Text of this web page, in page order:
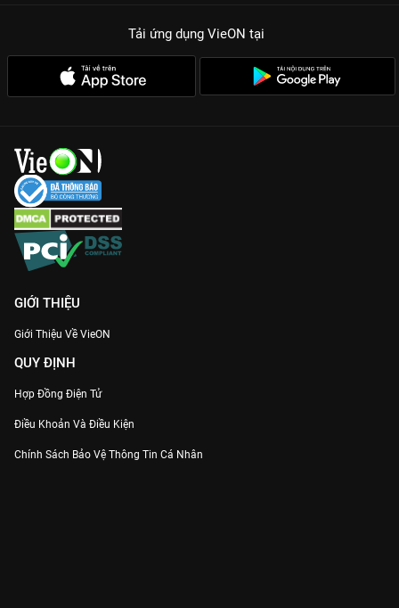
Tải ứng dụng VieON tại
GIỚI THIỆU
Giới Thiệu Về VieON
QUY ĐỊNH
Hợp Đồng Điện Tử
Điều Khoản Và Điều Kiện
Chính Sách Bảo Vệ Thông Tin Cá Nhân